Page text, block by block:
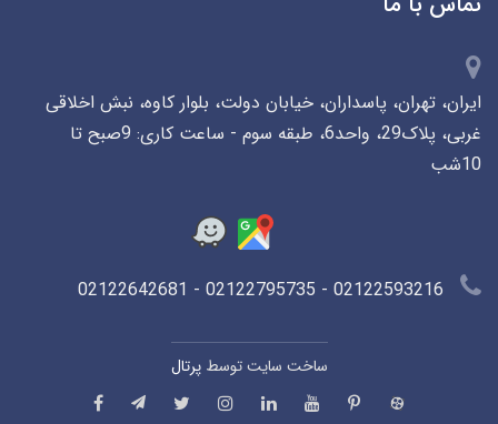
ایران، تهران، پاسداران، خیابان دولت، بلوار کاوه، نبش اخلاقی
غربی، پلاک29، واحد6، طبقه سوم - ساعت کاری: 9صبح تا
10شب
ساخت سایت توسطپرتال